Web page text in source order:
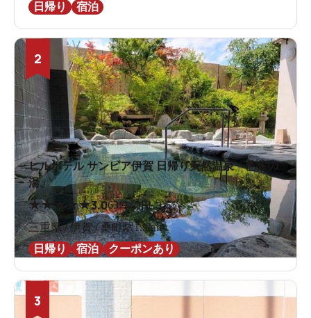
日帰り
宿泊
2
ヒルホテル サンピア伊賀 日帰り天然温泉「芭蕉の
湯」
★★ ★★★3.063件の口コミ
三重県 / 伊賀 / 桑町駅1.9km
日帰り
宿泊 クーポンあり
3